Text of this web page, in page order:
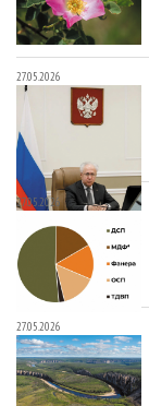
27.05.2026
27.05.2026
27.05.2026